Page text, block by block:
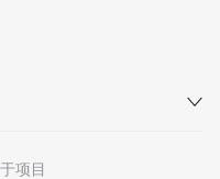
项目